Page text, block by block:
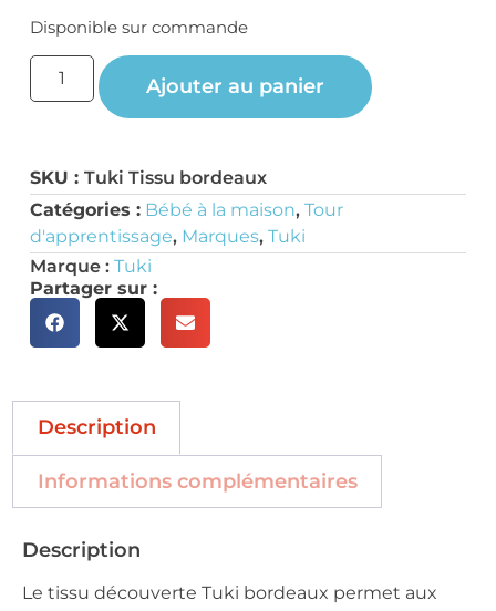
Disponible sur commande
Ajouter au panier
SKU : Tuki Tissu bordeaux
Catégories : Bébé à la maison, Tour
d'apprentissage, Marques, Tuki
Marque : Tuki
Partager sur :
Description
Informations complémentaires
Description
Le tissu découverte Tuki bordeaux permet aux